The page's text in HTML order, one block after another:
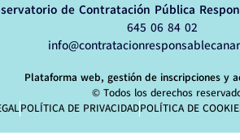
de Contratación Pública
645 06 84 02
Plataforma web, gestión de inscripciones y
© Todos los derechos
POLÍTICA DE PRIVACIDADPOLÍTICA DE